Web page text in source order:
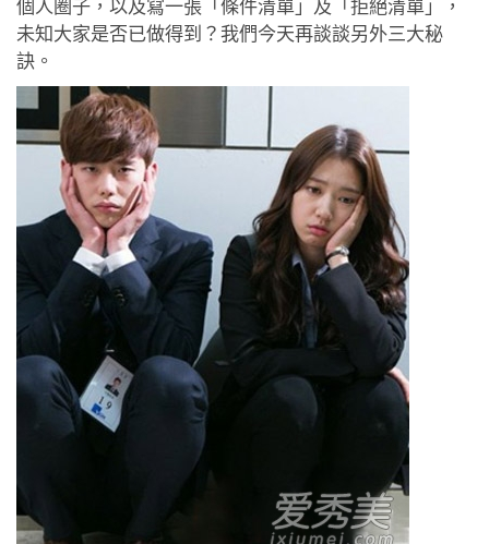
個人圈子，以及寫一張「條件清單」及「拒絕清單」，
未知大家是否已做得到？我們今天再談談另外三大秘
訣。